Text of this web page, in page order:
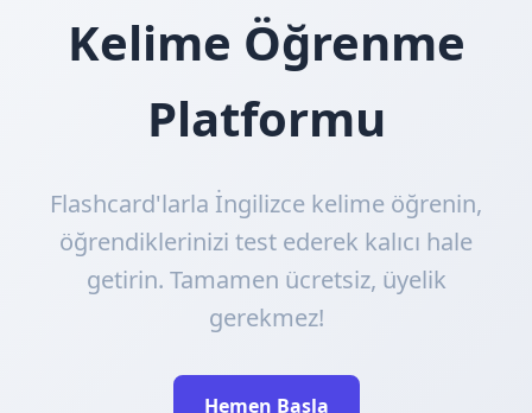
Kelime Öğrenme
Platformu
Flashcard'larla İngilizce kelime öğrenin,
öğrendiklerinizi test ederek kalıcı hale
getirin. Tamamen ücretsiz, üyelik
gerekmez!
Hemen Başla